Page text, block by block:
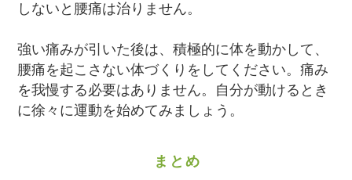
しないと腰痛は治りません。
強い痛みが引いた後は、積極的に体を動かして、
腰痛を起こさない体づくりをしてください。痛み
を我慢する必要はありません。自分が動けるとき
に徐々に運動を始めてみましょう。
まとめ